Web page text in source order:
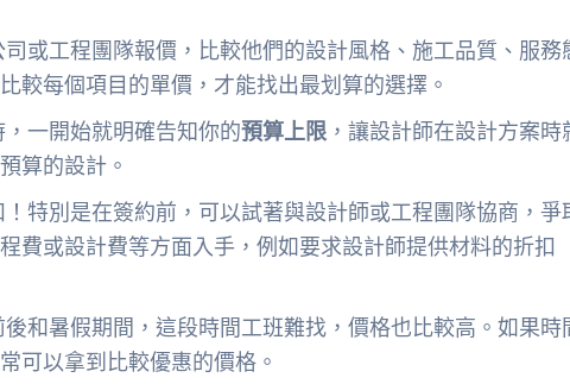
或工程團隊報價，比較他們的設計風格、施工品質、服務
較每個項目的單價，才能找出最划算的選擇。
一開始就明確告知你的預算上限 ，讓設計師在設計方案時
算的設計。
特別是在簽約前，可以試著與設計師或工程團隊協商，爭
費或設計費等方面入手，例如要求設計師提供材料的折扣
和暑假期間，這段時間工班難找，價格也比較高。如果時
可以拿到比較優惠的價格。